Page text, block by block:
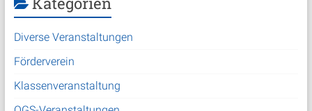
Diverse Veranstaltungen
Förderverein
Klassenveranstaltung